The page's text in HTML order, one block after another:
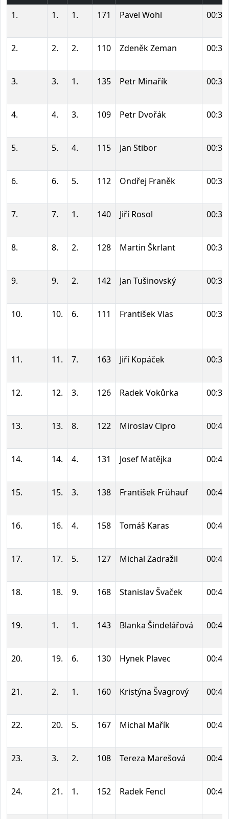
1.
1. 1. 171 Pavel Wohl
2. 2. 2. 110 Zdeněk Zeman
3. 3. 1. 135 Petr Minařík
4. 4. 3. 109 Petr Dvořák
5. 5. 4. 115 Jan Stibor
6. 6. 5. 112 Ondřej Franěk
7. 7. 1. 140 Jiří Rosol
8. 8. 2. 128 Martin Škrlant
9. 9. 2. 142 Jan Tušinovský
10. 10. 6. 111 František Vlas
11. 11. 7. 163 Jiří Kopáček
12. 12. 3. 126 Radek Vokůrka
13. 13. 8. 122 Miroslav Cipro
14. 14. 4. 131 Josef Matějka
15. 15. 3. 138 František Frühauf
16. 16. 4. 158 Tomáš Karas
17. 17. 5. 127 Michal Zadražil
18. 18. 9. 168 Stanislav Švaček
19. 1. 1. 143 Blanka Šindelářová
20. 19. 6. 130 Hynek Plavec
21. 2. 1. 160 Kristýna Švagrový
22. 20. 5. 167 Michal Mařík
23. 3. 2. 108 Tereza Marešová
24. 21. 1. 152 Radek Fencl